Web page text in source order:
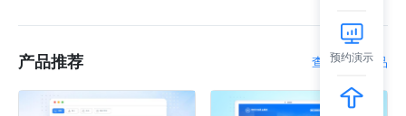
产品推荐 查看更多产品
预约演示